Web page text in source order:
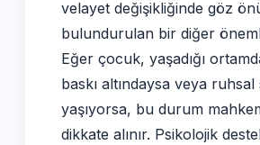
velayet değişikliğinde göz
bulundurulan bir diğer
Eğer çocuk, yaşadığı
baskı altındaysa veya
yaşıyorsa, bu durum
dikkate alınır. Psikolojik